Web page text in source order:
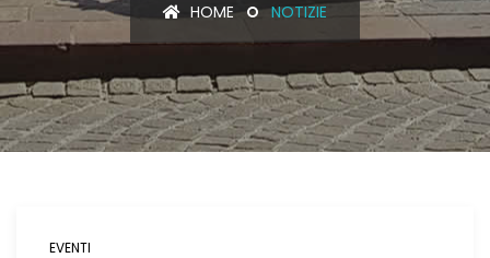
HOME NOTIZIE
EVENTI